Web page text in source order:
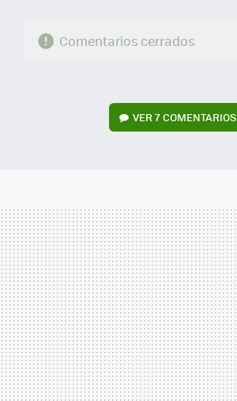
Comentarios cerrados
VER7 COMENTARIOS